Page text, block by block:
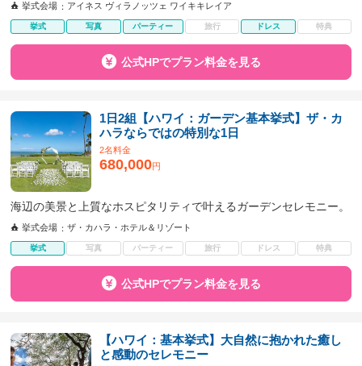
挙式会場 アイネス ヴィラノッツェ ワイキキレイア
挙式 写真 パーティー 旅行 ドレス 特典
公式HPでプラン料金を見る
1日2組【ハワイ：ガーデン基本挙式】ザ・カ
ハラならではの特別な1日
2名料金
680,000円
海辺の美景と上質なホスピタリティで叶えるガーデンセレモニー。
挙式会場 ザ・カハラ・ホテル＆リゾート
挙式 写真 パーティー 旅行 ドレス 特典
公式HPでプラン料金を見る
【ハワイ：基本挙式】大自然に抱かれた癒し
と感動のセレモニー